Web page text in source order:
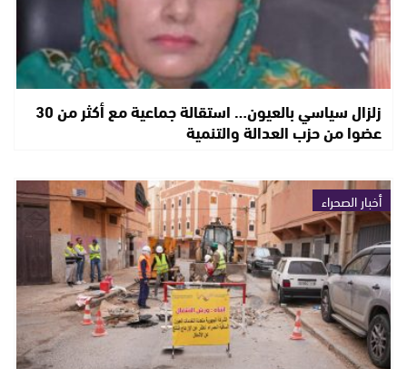
زلزال سياسي بالعيون… استقالة جماعية مع أكثر من 30
عضوا من حزب العدالة والتنمية
أخبار الصحراء